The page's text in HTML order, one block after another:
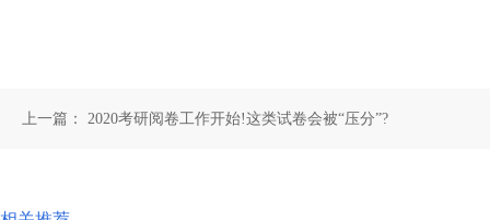
上一篇： 2020考研阅卷工作开始!这类试卷会被“压分”?